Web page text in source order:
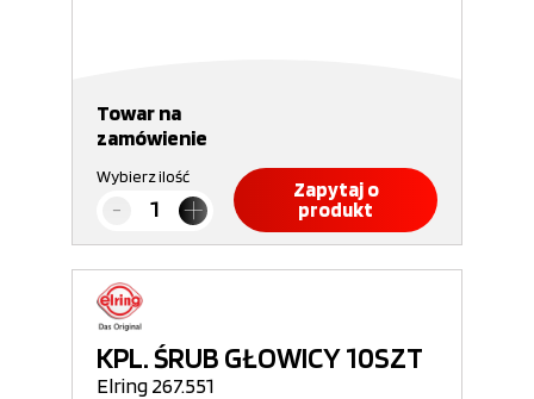
Towar na
zamówienie
Wybierz ilość
Zapytaj o
produkt
KPL. ŚRUB GŁOWICY 10SZT
Elring 267.551